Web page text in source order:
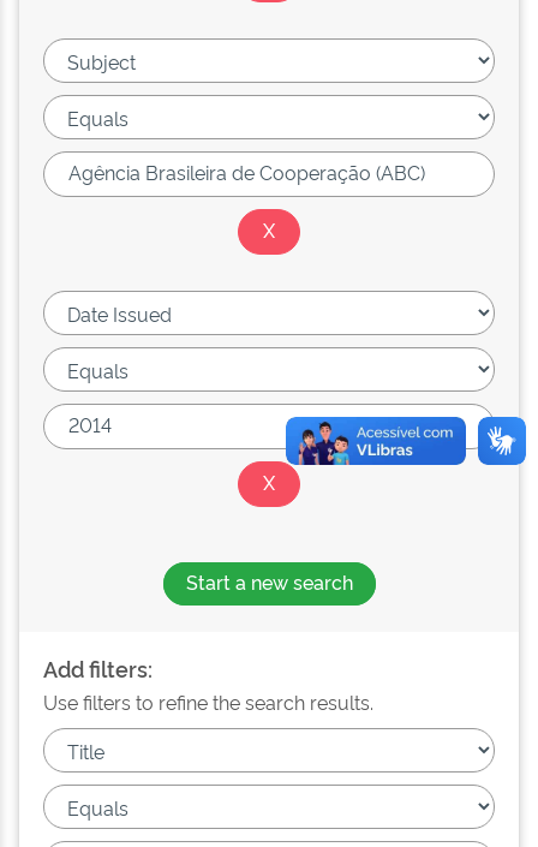
Start a new search
Add filters:
Use filters to refine the search results.